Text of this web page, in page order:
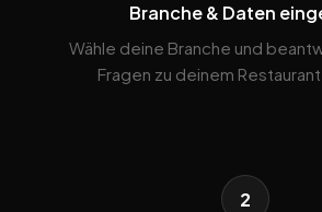
Branche & Daten
Wähle deine Branche und
Fragen zu deinem
2